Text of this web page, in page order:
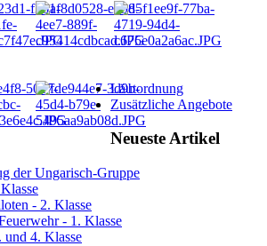
Läutordnung
Zusätzliche Angebote
Neueste Artikel
der Ungarisch-Gruppe
- 2. Klasse
- 1. Klasse
und 4. Klasse